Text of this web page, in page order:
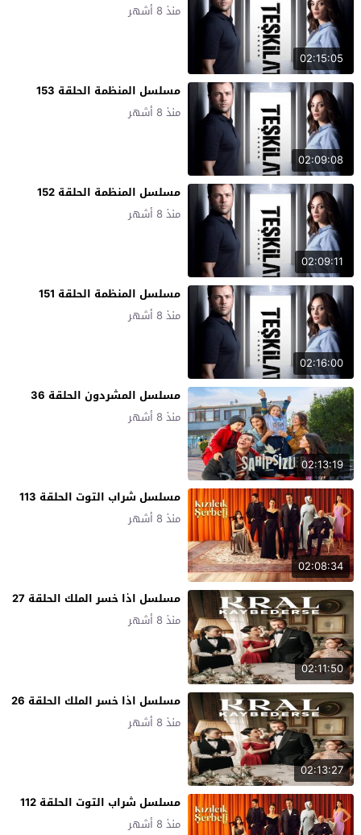
02:15:05
منذ 8 أشهر
02:09:08
مسلسل المنظمة الحلقة 153
منذ 8 أشهر
02:09:11
مسلسل المنظمة الحلقة 152
منذ 8 أشهر
02:16:00
مسلسل المنظمة الحلقة 151
منذ 8 أشهر
02:13:19
مسلسل المشردون الحلقة 36
منذ 8 أشهر
02:08:34
مسلسل شراب التوت الحلقة 113
منذ 8 أشهر
02:11:50
مسلسل اذا خسر الملك الحلقة 27
منذ 8 أشهر
02:13:27
مسلسل اذا خسر الملك الحلقة 26
منذ 8 أشهر
مسلسل شراب التوت الحلقة 112
منذ 8 أشهر